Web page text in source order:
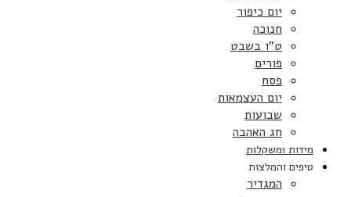
יום כיפור
חנוכה
ט”ו בשבט
פורים
פסח
יום העצמאות
שבועות
חג האהבה
מידות ומשקלות
טיפים והמלצות
המגדיר